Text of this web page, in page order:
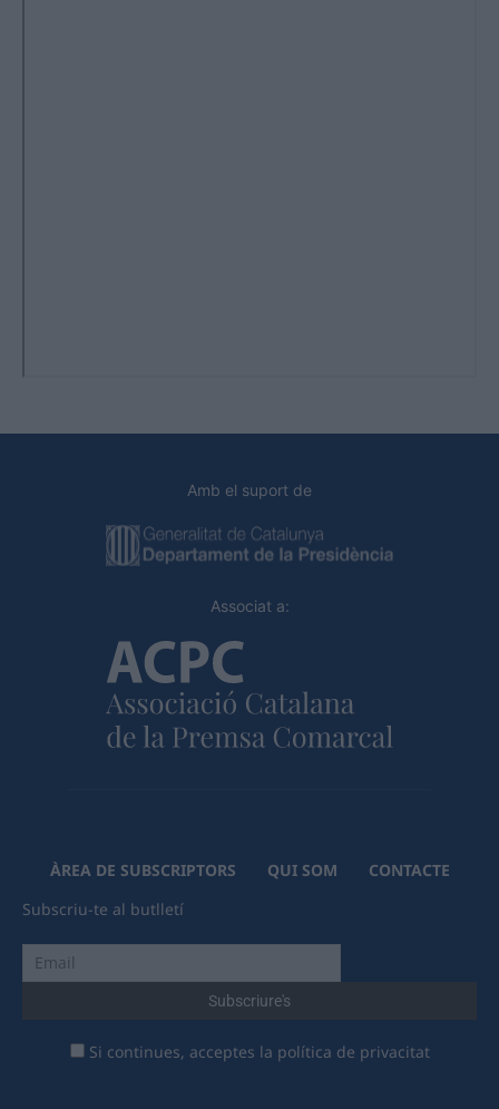
Amb el suport de
Associat a:
ÀREA DE SUBSCRIPTORS QUI SOM
CONTACTE
Subscriu-te al butlletí
Si continues, acceptes la política de privacitat